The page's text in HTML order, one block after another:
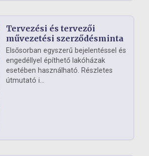
Tervezési és tervezői
művezetési szerződésminta
Elsősorban egyszerű bejelentéssel és
engedéllyel építhető lakóházak
esetében használható. Részletes
útmutató i...